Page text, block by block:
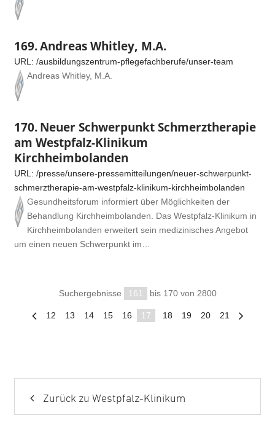
169.Andreas Whitley, M.A.
URL: /ausbildungszentrum-pflegefachberufe/unser-team
Andreas Whitley, M.A.
170.Neuer Schwerpunkt Schmerztherapie
am Westpfalz-Klinikum
Kirchheimbolanden
URL: /presse/unsere-pressemitteilungen/neuer-schwerpunkt-
schmerztherapie-am-westpfalz-klinikum-kirchheimbolanden
Gesundheitsforum informiert über Möglichkeiten der
Behandlung Kirchheimbolanden. Das Westpfalz-Klinikum in
Kirchheimbolanden erweitert sein medizinisches Angebot
um einen neuen Schwerpunkt im…
Suchergebnisse 161 bis 170 von 2800
12 13 14 15 16 17 18 19 20 21
Zurück zu Westpfalz-Klinikum